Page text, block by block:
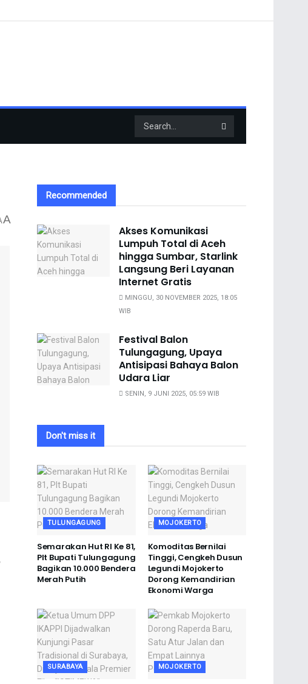
A
Recommended
Akses Komunikasi
Lumpuh Total di Aceh
hingga Sumbar, Starlink
Langsung Beri Layanan
Internet Gratis
MINGGU, 30 NOVEMBER 2025, 18:05
WIB
Festival Balon
Tulungagung, Upaya
Antisipasi Bahaya Balon
Udara Liar
SENIN, 9 JUNI 2025, 05:59 WIB
Don't miss it
TULUNGAGUNG
Semarakan Hut RI Ke 81,
Plt Bupati Tulungagung
Bagikan 10.000 Bendera
Merah Putih
MOJOKERTO
Komoditas Bernilai
Tinggi, Cengkeh Dusun
Legundi Mojokerto
Dorong Kemandirian
Ekonomi Warga
SURABAYA MOJOKERTO